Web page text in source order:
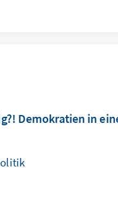
Demokratien in